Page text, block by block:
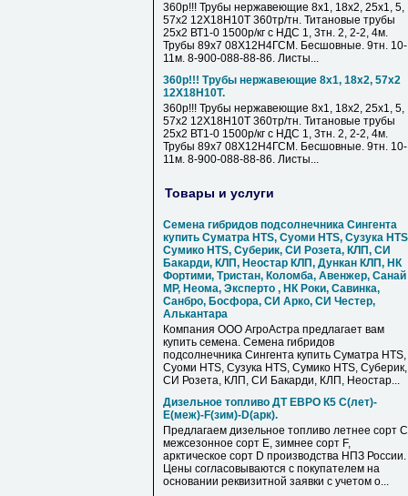
360р!!! Трубы нержавеющие 8х1, 18х2, 25х1, 5,
57х2 12Х18Н10Т 360тр/тн. Титановые трубы
25х2 ВТ1-0 1500р/кг с НДС 1, 3тн. 2, 2-2, 4м.
Трубы 89х7 08Х12Н4ГСМ. Бесшовные. 9тн. 10-
11м. 8-900-088-88-86. Листы...
360р!!! Трубы нержавеющие 8х1, 18х2, 57х2
12Х18Н10Т.
360р!!! Трубы нержавеющие 8х1, 18х2, 25х1, 5,
57х2 12Х18Н10Т 360тр/тн. Титановые трубы
25х2 ВТ1-0 1500р/кг с НДС 1, 3тн. 2, 2-2, 4м.
Трубы 89х7 08Х12Н4ГСМ. Бесшовные. 9тн. 10-
11м. 8-900-088-88-86. Листы...
Товары и услуги
Семена гибридов подсолнечника Сингента
купить Суматра HTS, Суоми HTS, Сузука
Сумико HTS, Суберик, СИ Розета, КЛП, СИ
Бакарди, КЛП, Неостар КЛП, Дункан КЛП, НК
Фортими, Тристан, Коломба, Авенжер, Санай
МР, Неома, Эксперто , НК Роки, Савинка,
Санбро, Босфора, СИ Арко, СИ Честер,
Алькантара
Компания ООО АгроАстра предлагает вам
купить семена. Семена гибридов
подсолнечника Сингента купить Суматра HTS,
Суоми HTS, Сузука HTS, Сумико HTS, Суберик,
СИ Розета, КЛП, СИ Бакарди, КЛП, Неостар...
Дизельное топливо ДТ ЕВРО К5 С(лет)-
Е(меж)-F(зим)-D(арк).
Предлагаем дизельное топливо летнее сорт
межсезонное сорт Е, зимнее сорт F,
арктическое сорт D производства НПЗ России.
Цены согласовываются с покупателем на
основании реквизитной заявки с учетом о...